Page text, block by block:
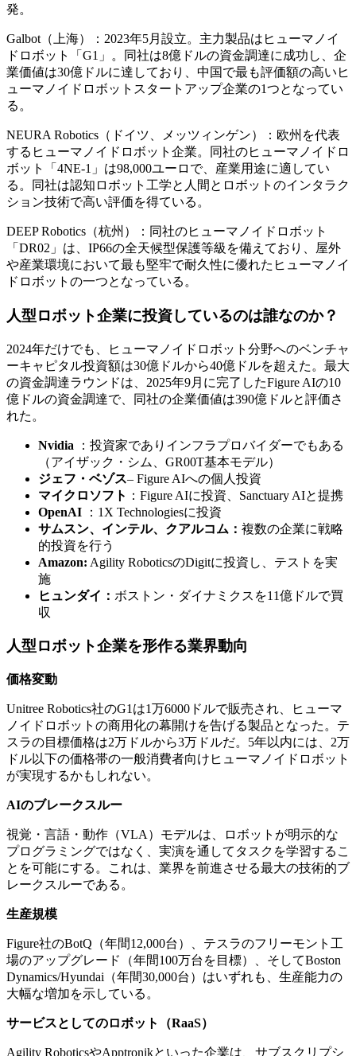
発。
Galbot（上海）：2023年5月設立。主力製品はヒューマノイ
ドロボット「G1」。同社は8億ドルの資金調達に成功し、企
業価値は30億ドルに達しており、中国で最も評価額の高いヒ
ューマノイドロボットスタートアップ企業の1つとなってい
る。
NEURA Robotics（ドイツ、メッツィンゲン）：欧州を代表
するヒューマノイドロボット企業。同社のヒューマノイドロ
ボット「4NE-1」は98,000ユーロで、産業用途に適してい
る。同社は認知ロボット工学と人間とロボットのインタラク
ション技術で高い評価を得ている。
DEEP Robotics（杭州）：同社のヒューマノイドロボット
「DR02」は、IP66の全天候型保護等級を備えており、屋外
や産業環境において最も堅牢で耐久性に優れたヒューマノイ
ドロボットの一つとなっている。
人型ロボット企業に投資しているのは誰なのか？
2024年だけでも、ヒューマノイドロボット分野へのベンチャ
ーキャピタル投資額は30億ドルから40億ドルを超えた。最大
の資金調達ラウンドは、2025年9月に完了したFigure AIの10
億ドルの資金調達で、同社の企業価値は390億ドルと評価さ
れた。
Nvidia ：投資家でありインフラプロバイダーでもある
（アイザック・シム、GR00T基本モデル）
ジェフ・ベゾス– Figure AIへの個人投資
マイクロソフト ：Figure AIに投資、Sanctuary AIと提携
OpenAI ：1X Technologiesに投資
サムスン、インテル、クアルコム： 複数の企業に戦略
的投資を行う
Amazon: Agility RoboticsのDigitに投資し、テストを実
施
ヒュンダイ： ボストン・ダイナミクスを11億ドルで買
収
人型ロボット企業を形作る業界動向
価格変動
Unitree Robotics社のG1は1万6000ドルで販売され、ヒューマ
ノイドロボットの商用化の幕開けを告げる製品となった。テ
スラの目標価格は2万ドルから3万ドルだ。5年以内には、2万
ドル以下の価格帯の一般消費者向けヒューマノイドロボット
が実現するかもしれない。
AIのブレークスルー
視覚・言語・動作（VLA）モデルは、ロボットが明示的な
プログラミングではなく、実演を通してタスクを学習するこ
とを可能にする。これは、業界を前進させる最大の技術的ブ
レークスルーである。
生産規模
Figure社のBotQ（年間12,000台）、テスラのフリーモント工
場のアップグレード（年間100万台を目標）、そしてBoston
Dynamics/Hyundai（年間30,000台）はいずれも、生産能力の
大幅な増加を示している。
サービスとしてのロボット（RaaS）
Agility RoboticsやApptronikといった企業は、サブスクリプシ